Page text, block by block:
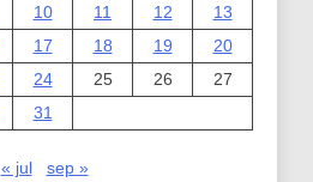
10 11 12
13
17 18 19
20
24 25 26
27
31
« jul sep »